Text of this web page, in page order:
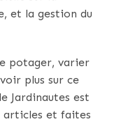
et la gestion du
potager, varier
plus sur ce
Jardinautes est
articles et faites